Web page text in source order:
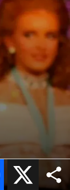
X
Facebook